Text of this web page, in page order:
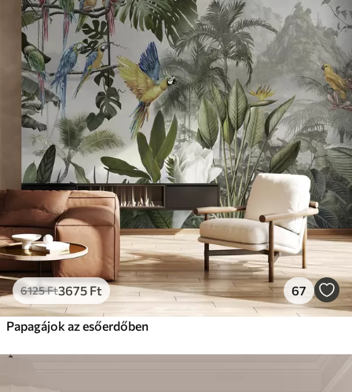
6125Ft3675 Ft 67
Papagájok az esőerdőben